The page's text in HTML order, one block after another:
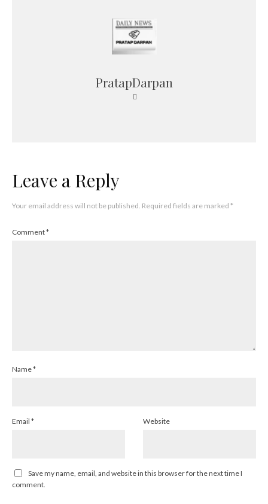
PratapDarpan
Leave a Reply
Your email address will not be published. Required fields are marked *
Comment*
Name*
Email * Website
Save my name, email, and website in this browser for the next time I
comment.